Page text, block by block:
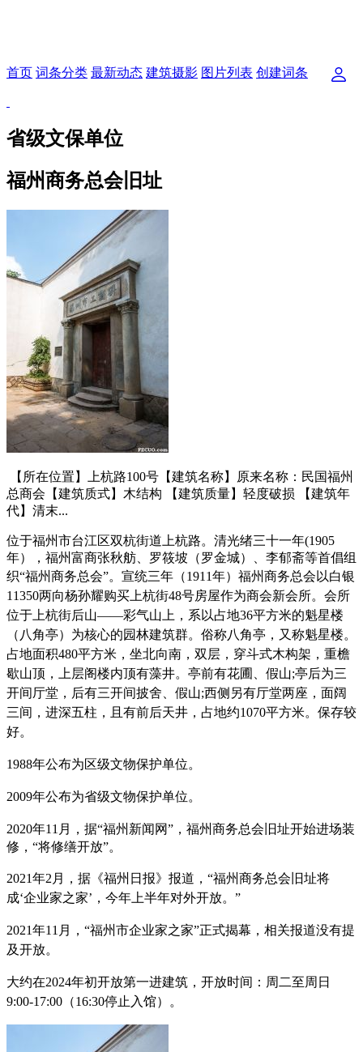
首页 词条分类 最新动态 建筑摄影 图片列表 创建词条
省级文保单位
福州商务总会旧址
【所在位置】上杭路100号【建筑名称】原来名称：民国福州
总商会【建筑质式】木结构 【建筑质量】轻度破损 【建筑年
代】清末...
位于福州市台江区双杭街道上杭路。清光绪三十一年(1905
年），福州富商张秋舫、罗筱坡（罗金城）、李郁斋等首倡组
织“福州商务总会”。 宣统三年（1911年）福州商务总会以白银
11350两向杨孙耀购买上杭街48号房屋作为商会新会所。会所
位于上杭街后山——彩气山上，系以占地36平方米的魁星楼
（八角亭）为核心的园林建筑群。 俗称八角亭，又称魁星楼。
占地面积480平方米，坐北向南，双层，穿斗式木构架，重檐
歇山顶，上层阁楼内顶有藻井。亭前有花圃、假山;亭后为三
开间厅堂，后有三开间披舍、假山;西侧另有厅堂两座，面阔
三间，进深五柱，且有前后天井，占地约1070平方米。保存较
好。
1988年公布为区级文物保护单位。
2009年公布为省级文物保护单位。
2020年11月，据“福州新闻网”，福州商务总会旧址开始进场装
修，“将修缮开放”。
2021年2月，据《福州日报》报道，“福州商务总会旧址将
成‘企业家之家’，今年上半年对外开放。”
2021年11月，“福州市企业家之家”正式揭幕，相关报道没有提
及开放。
大约在2024年初开放第一进建筑，开放时间：周二至周日
9:00-17:00（16:30停止入馆）。